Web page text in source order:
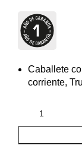
Caballete
corriente,